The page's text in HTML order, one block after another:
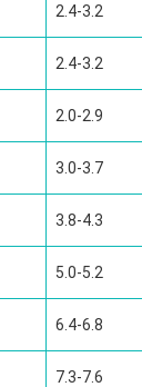
2.4-3.2
2.4-3.2
2.0-2.9
3.0-3.7
3.8-4.3
5.0-5.2
6.4-6.8
7.3-7.6